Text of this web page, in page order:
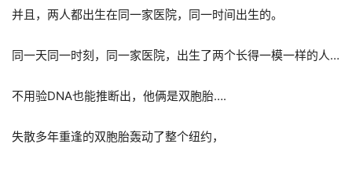
并且，两人都出生在同一家医院，同一时间出生的。
同一天同一时刻，同一家医院，出生了两个长得一模一样的人…
不用验DNA也能推断出，他俩是双胞胎….
失散多年重逢的双胞胎轰动了整个纽约，